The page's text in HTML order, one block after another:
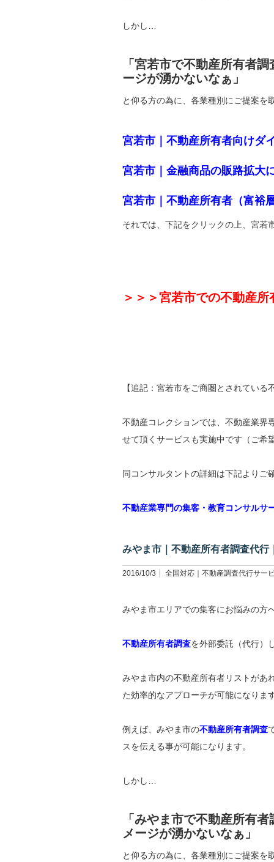
しかし…
「宮若市で不動産所有者
ージが湧かないなぁ」
と仰る方の為に、各業種別にご提案を
宮若市｜不動産所有者向けダ
宮若市｜金融商品の販路拡大
宮若市｜不動産所有者（富裕
それでは、下記をクリックの上、宮若
＞＞＞宮若市での不動産
【追記：宮若市をご商圏とされている
不動産コレクションでは、不動産業界
せて頂くサービスも実施中です（ご希
同コンサルタントの詳細は下記よりご
不動産業専門の集客・教育コンサルサ
みやま市｜不動産所有者調査代行
2016/10/3 全国対応｜不動産調査代行サー
みやま市エリアでの集客にお悩みの方
不動産所有者調査を外部委託（代行）
みやま市内の不動産所有者リストがあ
た効率的なアプローチが可能になりま
例えば、みやま市の不動産所有者調査
スを伝える事が可能になります。
しかし…
「みやま市で不動産所有
メージが湧かないなぁ」
と仰る方の為に、各業種別にご提案を